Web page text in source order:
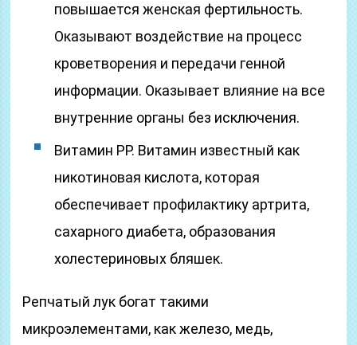
повышается женская фертильность.
Оказывают воздействие на процесс
кроветворения и передачи генной
информации. Оказывает влияние на все
внутренние органы без исключения.
Витамин РР. Витамин известный как
никотиновая кислота, которая
обеспечивает профилактику артрита,
сахарного диабета, образования
холестериновых бляшек.
Репчатый лук богат такими
микроэлементами, как железо, медь,